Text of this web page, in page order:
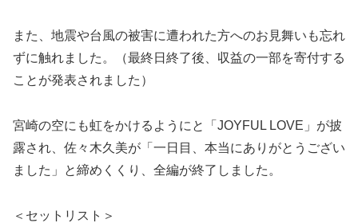
また、地震や台風の被害に遭われた方へのお見舞いも忘れ
ずに触れました。（最終日終了後、収益の一部を寄付する
ことが発表されました）
宮崎の空にも虹をかけるようにと「JOYFUL LOVE」が披
露され、佐々木久美が「一日目、本当にありがとうござい
ました」と締めくくり、全編が終了しました。
＜セットリスト＞